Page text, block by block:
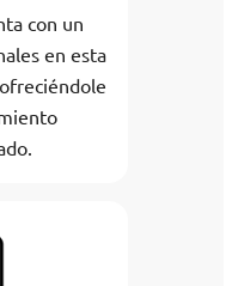
con un
en esta